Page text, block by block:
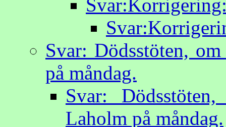
Svar: Dödsstöten,
på måndag.
Svar:
Laholm på måndag.